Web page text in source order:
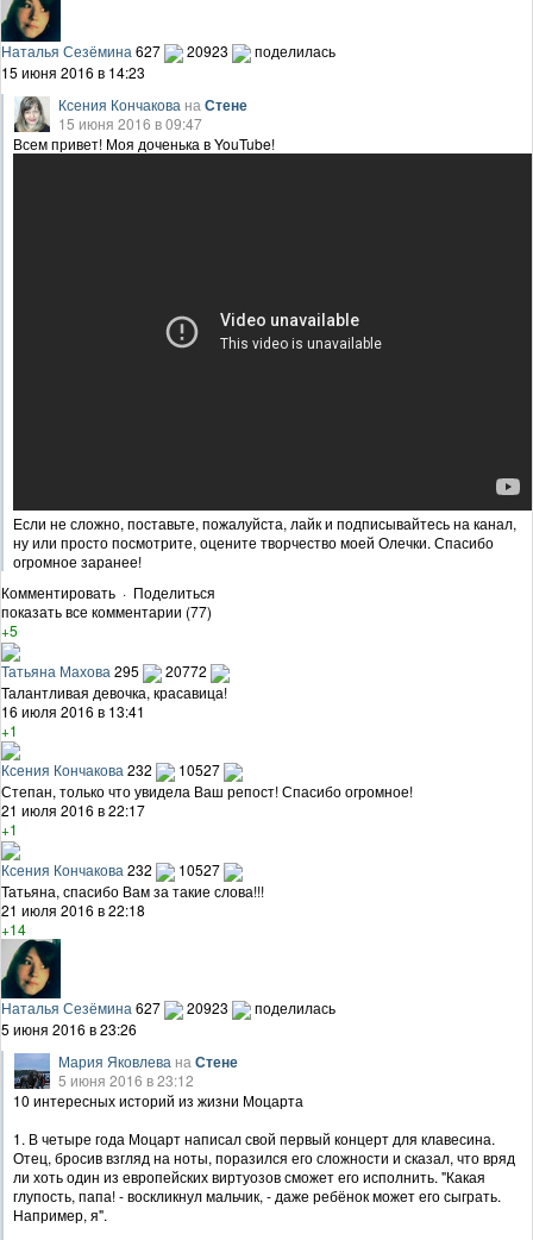
Наталья Сезёмина 627 20923
поделилась
15 июня 2016 в 14:23
Ксения Кончакова на Стене
15 июня 2016 в 09:47
Всем привет! Моя доченька в YouTube!
Если не сложно, поставьте, пожалуйста, лайк и подписывайтесь на канал,
ну или просто посмотрите, оцените творчество моей Олечки. Спасибо
огромное заранее!
Комментировать · Поделиться
показать все комментарии (77)
+5
Татьяна Махова 295
20772
Талантливая девочка, красавица!
16 июля 2016 в 13:41
+1
Ксения Кончакова232
10527
Степан, только что увидела Ваш репост! Спасибо огромное!
21 июля 2016 в 22:17
+1
Ксения Кончакова 232
10527
Татьяна, спасибо Вам за такие слова!!!
21 июля 2016 в 22:18
+14
Наталья Сезёмина 627 20923
поделилась
5 июня 2016 в 23:26
Мария Яковлева на Стене
5 июня 2016 в 23:12
10 интересных историй из жизни Моцарта
1. В четыре года Моцарт написал свой первый концерт для клавесина.
Отец, бросив взгляд на ноты, поразился его сложности и сказал, что вряд
ли хоть один из европейских виртуозов сможет его исполнить. "Какая
глупость, папа! - воскликнул мальчик, - даже ребёнок может его сыграть.
Например, я".